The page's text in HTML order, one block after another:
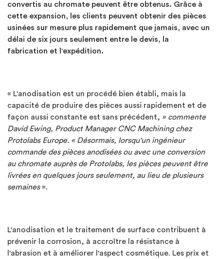
convertis au chromate peuvent être obtenus. Grâce à
cette expansion, les clients peuvent obtenir des pièces
usinées sur mesure plus rapidement que jamais, avec un
délai de six jours seulement entre le devis, la
fabrication et l'expédition.
« L'anodisation est un procédé bien établi, mais la
capacité de produire des pièces aussi rapidement et de
façon aussi constante est sans précédent, » commente
David Ewing, Product Manager CNC Machining chez
Protolabs Europe. « Désormais, lorsqu'un ingénieur
commande des pièces anodisées ou avec une conversion
au chromate auprès de Protolabs, les pièces peuvent être
livrées en quelques jours seulement, au lieu de plusieurs
semaines».
L'anodisation et le traitement de surface contribuent à
prévenir la corrosion, à accroître la résistance à
l'abrasion et à améliorer l'aspect cosmétique. Les prix et